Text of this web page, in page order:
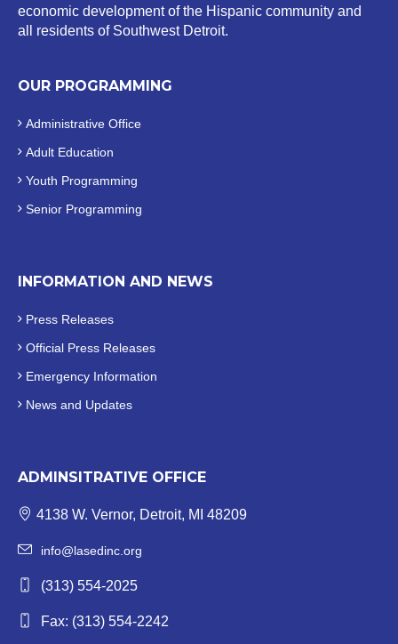
economic development of the Hispanic community and
all residents of Southwest Detroit.
OUR PROGRAMMING
Administrative Office
Adult Education
Youth Programming
Senior Programming
INFORMATION AND NEWS
Press Releases
Official Press Releases
Emergency Information
News and Updates
ADMINSITRATIVE OFFICE
4138 W. Vernor, Detroit, MI 48209
info@lasedinc.org
(313) 554-2025
Fax: (313) 554-2242